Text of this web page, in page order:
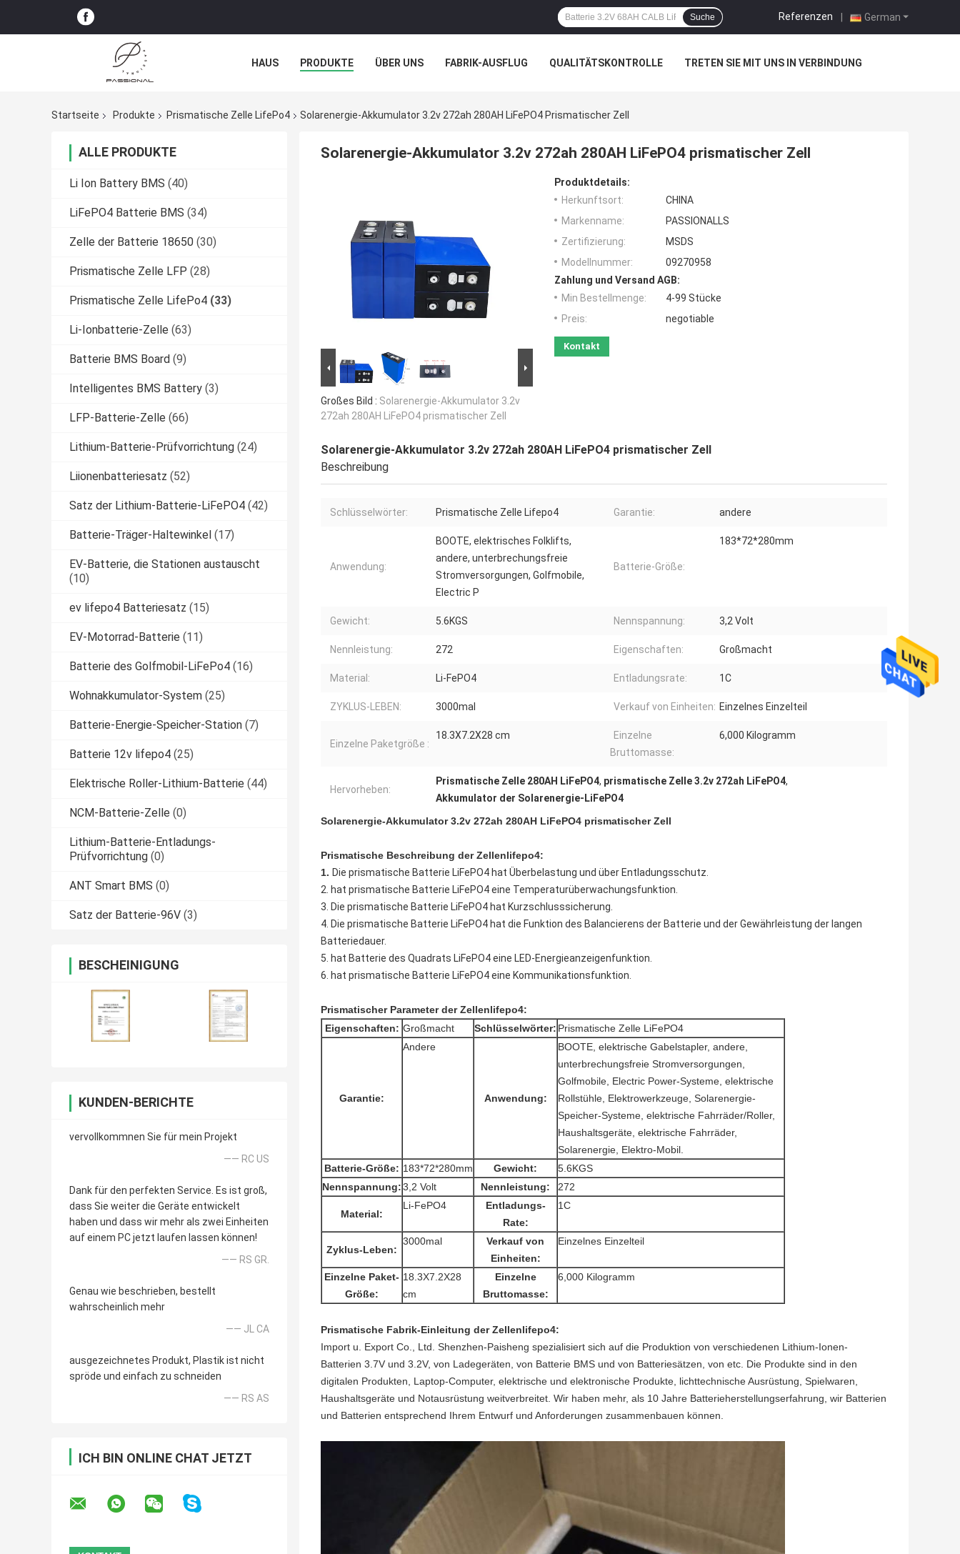
German
Referenzen |
Suche
HAUS PRODUKTE ÜBER UNS FABRIK-AUSFLUG QUALITÄTSKONTROLLE TRETEN SIE MIT UNS IN VERBINDUNG
Startseite
Produkte Prismatische Zelle LifePo4 Solarenergie-Akkumulator 3.2v 272ah 280AH LiFePO4 Prismatischer Zell
ALLE PRODUKTE
Li Ion Battery BMS (40)
LiFePO4 Batterie BMS (34)
Zelle der Batterie 18650 (30)
Prismatische Zelle LFP (28)
Prismatische Zelle LifePo4 (33)
Li-Ionbatterie-Zelle (63)
Batterie BMS Board (9)
Intelligentes BMS Battery (3)
LFP-Batterie-Zelle (66)
Lithium-Batterie-Prüfvorrichtung (24)
Liionenbatteriesatz (52)
Satz der Lithium-Batterie-LiFePO4 (42)
Batterie-Träger-Haltewinkel (17)
EV-Batterie, die Stationen austauscht
(10)
ev lifepo4 Batteriesatz (15)
EV-Motorrad-Batterie (11)
Batterie des Golfmobil-LiFePo4 (16)
Wohnakkumulator-System (25)
Batterie-Energie-Speicher-Station (7)
Batterie 12v lifepo4 (25)
Elektrische Roller-Lithium-Batterie (44)
NCM-Batterie-Zelle (0)
Lithium-Batterie-Entladungs-
Prüfvorrichtung (0)
ANT Smart BMS (0)
Satz der Batterie-96V (3)
BESCHEINIGUNG
KUNDEN-BERICHTE
vervollkommnen Sie für mein Projekt
—— RC US
Dank für den perfekten Service. Es ist groß,
dass Sie weiter die Geräte entwickelt
haben und dass wir mehr als zwei Einheiten
auf einem PC jetzt laufen lassen können!
—— RS GR.
Genau wie beschrieben, bestellt
wahrscheinlich mehr
—— JL CA
ausgezeichnetes Produkt, Plastik ist nicht
spröde und einfach zu schneiden
—— RS AS
ICH BIN ONLINE CHAT JETZT
Solarenergie-Akkumulator 3.2v 272ah 280AH LiFePO4 prismatischer Zell
Großes Bild : Solarenergie-Akkumulator 3.2v
272ah 280AH LiFePO4 prismatischer Zell
Produktdetails:
Herkunftsort:
CHINA
Markenname:
PASSIONALLS
Zertifizierung:
MSDS
Modellnummer:
09270958
Zahlung und Versand AGB:
Min Bestellmenge:
4-99 Stücke
Preis:
negotiable
Kontakt
Solarenergie-Akkumulator 3.2v 272ah 280AH LiFePO4 prismatischer Zell
Beschreibung
Schlüsselwörter: Prismatische Zelle Lifepo4 Garantie: andere
Anwendung:
BOOTE, elektrisches Folklifts,
andere, unterbrechungsfreie
Stromversorgungen, Golfmobile,
Electric P
Batterie-Größe:
183*72*280mm
Gewicht: 5.6KGS Nennspannung: 3,2 Volt
Nennleistung: 272 Eigenschaften: Großmacht
Material: Li-FePO4 Entladungsrate: 1C
ZYKLUS-LEBEN: 3000mal Verkauf von Einheiten: Einzelnes Einzelteil
Einzelne Paketgröße :
18.3X7.2X28 cm
Einzelne
Bruttomasse:
6,000 Kilogramm
Hervorheben:
Prismatische Zelle 280AH LiFePO4, prismatische Zelle 3.2v 272ah LiFePO4,
Akkumulator der Solarenergie-LiFePO4
Solarenergie-Akkumulator 3.2v 272ah 280AH LiFePO4 prismatischer Zell
Prismatische Beschreibung der Zellenlifepo4:
1. Die prismatische Batterie LiFePO4 hat Überbelastung und über Entladungsschutz.
2. hat prismatische Batterie LiFePO4 eine Temperaturüberwachungsfunktion.
3. Die prismatische Batterie LiFePO4 hat Kurzschlusssicherung.
4. Die prismatische Batterie LiFePO4 hat die Funktion des Balancierens der Batterie und der Gewährleistung der langen
Batteriedauer.
5. hat Batterie des Quadrats LiFePO4 eine LED-Energieanzeigenfunktion.
6. hat prismatische Batterie LiFePO4 eine Kommunikationsfunktion.
Prismatischer Parameter der Zellenlifepo4:
Eigenschaften: Großmacht Schlüsselwörter: Prismatische Zelle LiFePO4
Garantie:
Andere
Anwendung:
BOOTE, elektrische Gabelstapler, andere,
unterbrechungsfreie Stromversorgungen,
Golfmobile, Electric Power-Systeme, elektrische
Rollstühle, Elektrowerkzeuge, Solarenergie-
Speicher-Systeme, elektrische Fahrräder/Roller,
Haushaltsgeräte, elektrische Fahrräder,
Solarenergie, Elektro-Mobil.
Batterie-Größe: 183*72*280mm Gewicht:
5.6KGS
Nennspannung:3,2 Volt Nennleistung: 272
Material:
Li-FePO4
Entladungs-
Rate:
1C
Zyklus-Leben:
3000mal
Verkauf von
Einheiten:
Einzelnes Einzelteil
Einzelne Paket-
Größe:
18.3X7.2X28
cm
Einzelne
Bruttomasse:
6,000 Kilogramm
Prismatische Fabrik-Einleitung der Zellenlifepo4:
Import u. Export Co., Ltd. Shenzhen-Paisheng spezialisiert sich auf die Produktion von verschiedenen Lithium-Ionen-
Batterien 3.7V und 3.2V, von Ladegeräten, von Batterie BMS und von Batteriesätzen, von etc. Die Produkte sind in den
digitalen Produkten, Laptop-Computer, elektrische und elektronische Produkte, lichttechnische Ausrüstung, Spielwaren,
Haushaltsgeräte und Notausrüstung weitverbreitet. Wir haben mehr, als 10 Jahre Batterieherstellungserfahrung, wir Batterien
und Batterien entsprechend Ihrem Entwurf und Anforderungen zusammenbauen können.